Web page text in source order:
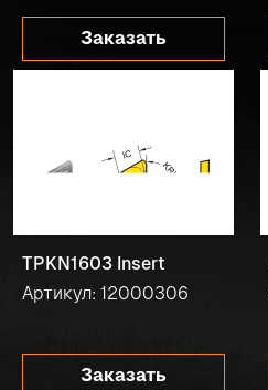
Заказать
TPKN1603 Insert
Артикул: 12000306
Заказать